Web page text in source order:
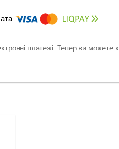
платежі. Тепер ви можете